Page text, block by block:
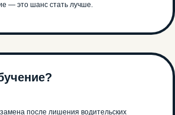
— это шанс стать лучше.
после лишения водительских